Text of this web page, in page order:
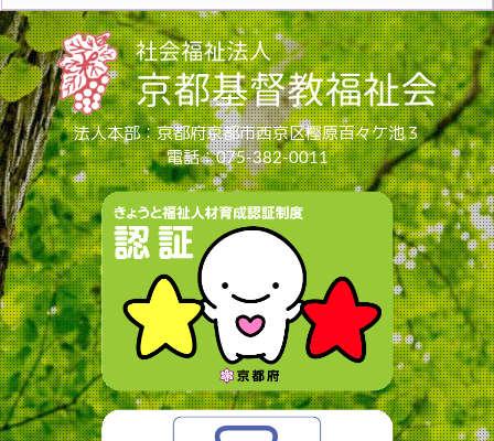
法人本部：京都府京都市西京区樫原百々ケ池３
電話：075-382-0011